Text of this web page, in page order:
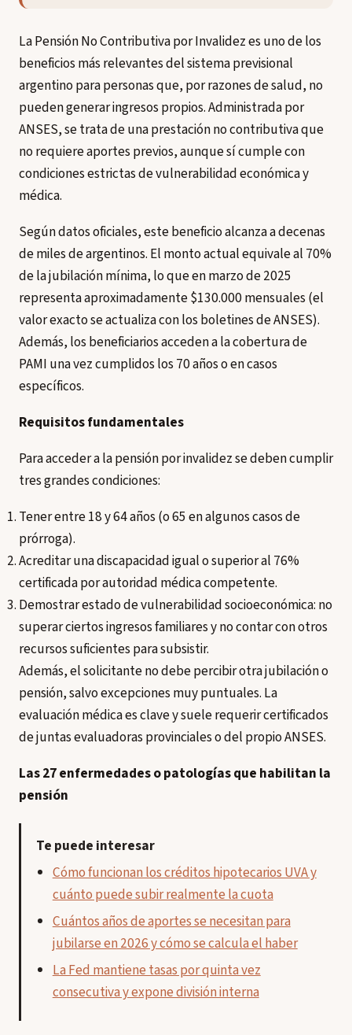
La Pensión No Contributiva por Invalidez es uno de los
beneficios más relevantes del sistema previsional
argentino para personas que, por razones de salud, no
pueden generar ingresos propios. Administrada por
ANSES, se trata de una prestación no contributiva que
no requiere aportes previos, aunque sí cumple con
condiciones estrictas de vulnerabilidad económica y
médica.
Según datos oficiales, este beneficio alcanza a decenas
de miles de argentinos. El monto actual equivale al 70%
de la jubilación mínima, lo que en marzo de 2025
representa aproximadamente $130.000 mensuales (el
valor exacto se actualiza con los boletines de ANSES).
Además, los beneficiarios acceden a la cobertura de
PAMI una vez cumplidos los 70 años o en casos
específicos.
Requisitos fundamentales
Para acceder a la pensión por invalidez se deben cumplir
tres grandes condiciones:
Tener entre 18 y 64 años (o 65 en algunos casos de
prórroga).
Acreditar una discapacidad igual o superior al 76%
certificada por autoridad médica competente.
Demostrar estado de vulnerabilidad socioeconómica: no
superar ciertos ingresos familiares y no contar con otros
recursos suficientes para subsistir.
Además, el solicitante no debe percibir otra jubilación o
pensión, salvo excepciones muy puntuales. La
evaluación médica es clave y suele requerir certificados
de juntas evaluadoras provinciales o del propio ANSES.
Las 27 enfermedades o patologías que habilitan la
pensión
Te puede interesar
Cómo funcionan los créditos hipotecarios UVA y
cuánto puede subir realmente la cuota
Cuántos años de aportes se necesitan para
jubilarse en 2026 y cómo se calcula el haber
La Fed mantiene tasas por quinta vez
consecutiva y expone división interna